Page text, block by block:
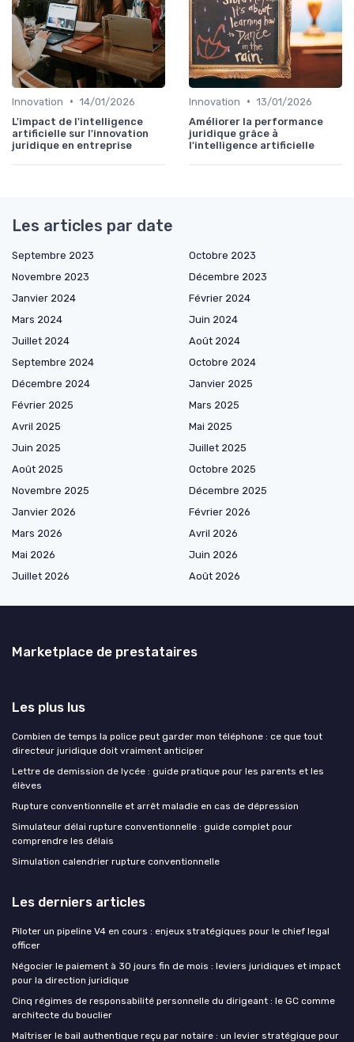
Innovation • 14/01/2026
L'impact de l'intelligence
artificielle sur l'innovation
juridique en entreprise
Innovation • 13/01/2026
Améliorer la performance
juridique grâce à
l'intelligence artificielle
Les articles par date
Septembre 2023
Octobre 2023
Novembre 2023
Décembre 2023
Janvier 2024
Février 2024
Mars 2024
Juin 2024
Juillet 2024
Août 2024
Septembre 2024
Octobre 2024
Décembre 2024
Janvier 2025
Février 2025
Mars 2025
Avril 2025
Mai 2025
Juin 2025
Juillet 2025
Août 2025
Octobre 2025
Novembre 2025
Décembre 2025
Janvier 2026
Février 2026
Mars 2026
Avril 2026
Mai 2026
Juin 2026
Juillet 2026
Août 2026
Marketplace de prestataires
Les plus lus
Combien de temps la police peut garder mon téléphone : ce que tout
directeur juridique doit vraiment anticiper
Lettre de demission de lycée : guide pratique pour les parents et les
élèves
Rupture conventionnelle et arrêt maladie en cas de dépression
Simulateur délai rupture conventionnelle : guide complet pour
comprendre les délais
Simulation calendrier rupture conventionnelle
Les derniers articles
Piloter un pipeline V4 en cours : enjeux stratégiques pour le chief legal
officer
Négocier le paiement à 30 jours fin de mois : leviers juridiques et impact
pour la direction juridique
Cinq régimes de responsabilité personnelle du dirigeant : le GC comme
architecte du bouclier
Maîtriser le bail authentique reçu par notaire : un levier stratégique pour